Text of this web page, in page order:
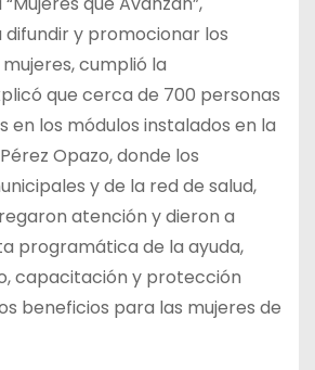
y promocionar los
cumplió la
que cerca de 700 personas
en los módulos instalados en la
Opazo, donde los
y de la red de salud,
atención y dieron a
programática de la ayuda,
capacitación y protección
beneficios para las mujeres de